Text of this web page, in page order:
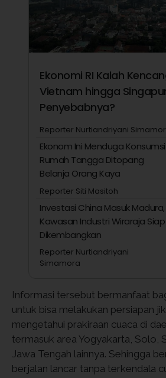
Ekonomi RI Kalah
Vietnam hingga
Penyebabnya?
Reporter Nurtiandriyani
Ekonom Ini Menduga Konsumsi
Rumah Tangga Ditopang
Belanja Orang Kaya
Reporter Siti Masitoh
Investasi China Masuk Madura,
Kawasan Industri Wiraraja Siap
Dikembangkan
Reporter Nurtiandriyani
Simamora
Informasi tersebut bermanfaat
untuk bisa melakukan persiapan
mengetahui prakiraan cuaca di
termasuk area Yogyakarta, Solo,
Jawa Tengah lainnya. Sehingga
berjalan lancar tanpa terkendala